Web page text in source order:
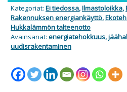
Kategoriat: Ei tiedossa,Ilmastoloikka,
Rakennuksen energiankäyttö,
Hukkalämmön talteenotto
Avainsanat: energiatehokkuus,
uudisrakentaminen